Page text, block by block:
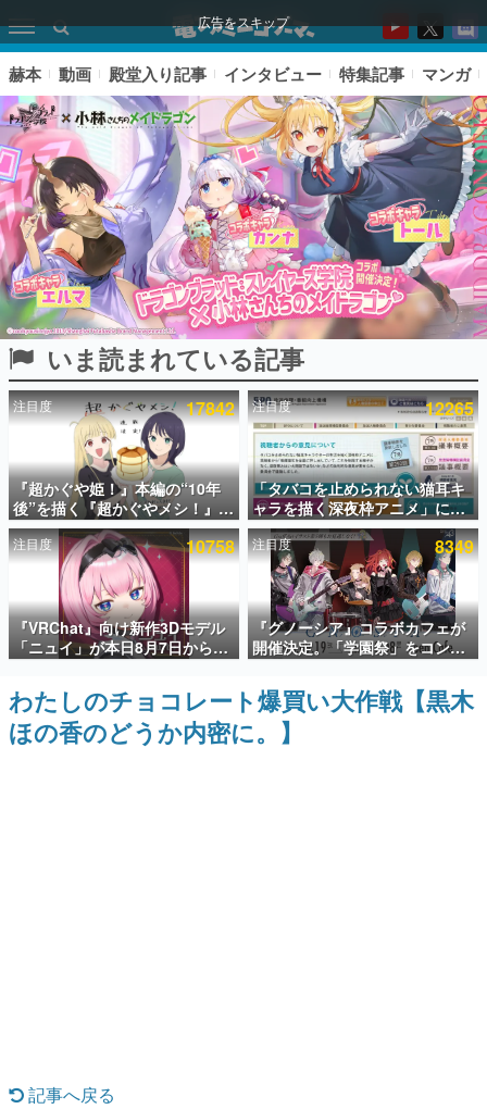
広告をスキップ
ピックアップ
電ファミのいま読まれている記事ランキング
アプリセール情報
インタビュー
連載・特集一覧
殿堂入り記事
SNS拡散数が数千以上！ ページビュー数万以上！ などな
ど。多くの人々に読まれた、電ファミ渾身の“殿堂入り”記
事をまとめました。
ゲームの企画書
名作ゲームクリエイターの方々に製作時のエピソードをお
聞きし、ヒットする企画（ゲーム）とは何か？を探ってい
きます。
赫本 動画 殿堂入り記事 インタビュー 特集記事 マンガ
いま読まれている記事
注目度 17842
『超かぐや姫！』本編の“10年
後”を描く『超かぐやメシ！』
Web連載決定。新たなWebマン
ガレーベル「ビビビコミック」
にて特別話が掲載スタート、あ
のお話には…まだ続きがある！
注目度 12265
「タバコを止められない猫耳キ
ャラを描く深夜枠アニメ」に視
聴者の一部から批判意見。違法
薬物の使用と思しき描写も含め
て、BPOが議論を交わす
注目度 10758
『VRChat』向け新作3Dモデル
「ニュイ」が本日8月7日から
BOOTHにて発売。瞳に光る星
わいい
注目度 8349
『グノーシア』コラボカフェが
開催決定。「学園祭」をコンセ
プトに、模擬店やセツやSQ、ラ
キオたちが学祭バンドを楽しむ
様子を切り取った新グッズが展
わたしのチョコレート爆買い大作戦【黒木
ほの香のどうか内密に。】
記事へ戻る